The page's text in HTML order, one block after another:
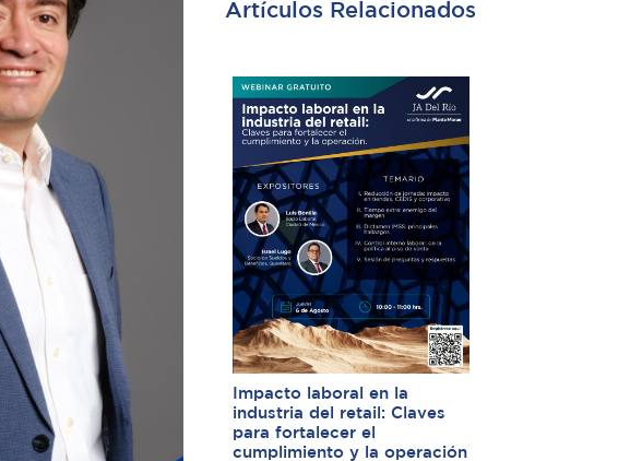
Artículos Relacionados
Impacto laboral en la
industria del retail: Claves
para fortalecer el
cumplimiento y la operación